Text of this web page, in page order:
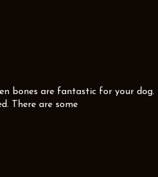
bones are fantastic for your dog.
There are some